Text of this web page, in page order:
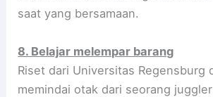
saat yang bersamaan.
8. Belajar melempar barang
Riset dari Universitas Regensburg
memindai otak dari seorang